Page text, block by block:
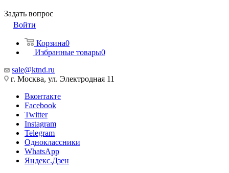
Задать вопрос
Войти
Корзина0
Избранные товары0
sale@ktnd.ru
г. Москва, ул. Электродная 11
Вконтакте
Facebook
Twitter
Instagram
Telegram
Одноклассники
WhatsApp
Яндекс.Дзен